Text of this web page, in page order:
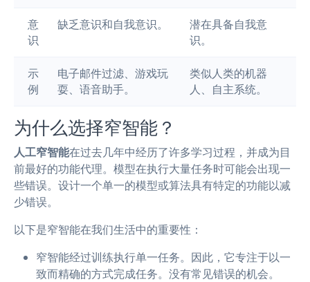
意
识
缺乏意识和自我意识。
潜在具备自我意
识。
示
例
电子邮件过滤、游戏玩
耍、语音助手。
类似人类的机器
人、自主系统。
为什么选择窄智能？
人工窄智能在过去几年中经历了许多学习过程，并成为目
前最好的功能代理。模型在执行大量任务时可能会出现一
些错误。设计一个单一的模型或算法具有特定的功能以减
少错误。
以下是窄智能在我们生活中的重要性：
窄智能经过训练执行单一任务。因此，它专注于以一
致而精确的方式完成任务。没有常见错误的机会。